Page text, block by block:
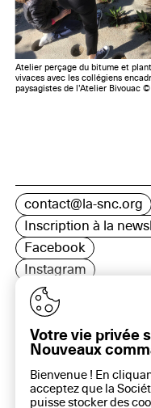
Atelier perçage du bitume et
vivaces avec les collégiens
paysagistes de l’Atelier Bivouac ©
contact@la-snc.org
Inscription à la
Facebook
Instagram
LinkedIn
16 rue Rambuteau,
Plan du site
Aide sur ce site
Votre vie privée
Nouveaux
Bienvenue ! En
acceptez que la
puisse stocker des